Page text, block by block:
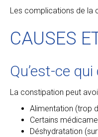
Les complications de la
CAUSES
Qu’est-ce
La constipation peut
Alimentation (trop
Certains
Déshydratation